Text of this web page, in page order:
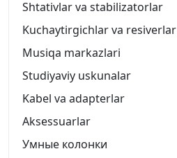
Shtativlar va stabilizatorlar
Kuchaytirgichlar va resiverlar
Musiqa markazlari
Studiyaviy uskunalar
Kabel va adapterlar
Aksessuarlar
Умные колонки